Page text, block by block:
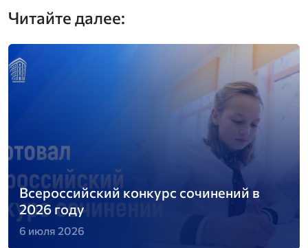
Читайте далее:
Всероссийский конкурс сочинений в
2026 году
6 июля 2026